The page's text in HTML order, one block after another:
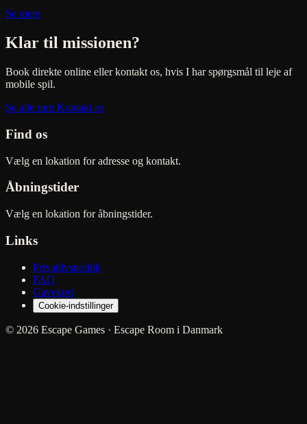
Se mere
Klar til missionen?
Book direkte online eller kontakt os, hvis I har spørgsmål til leje af
mobile spil.
Se alle rum Kontakt os
Find os
Vælg en lokation for adresse og kontakt.
Åbningstider
Vælg en lokation for åbningstider.
Links
Privatlivspolitik
FAQ
Gavekort
Cookie-indstillinger
© 2026 Escape Games · Escape Room i Danmark